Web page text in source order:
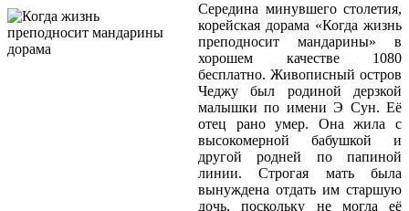
Середина минувшего столетия,
корейская дорама «Когда жизнь
преподносит мандарины» в
хорошем качестве 1080
бесплатно. Живописный остров
Чеджу был родиной дерзкой
малышки по имени Э Сун. Её
отец рано умер. Она жила с
высокомерной бабушкой и
другой родней по папиной
линии. Строгая мать была
вынуждена отдать им старшую
дочь, поскольку не могла её